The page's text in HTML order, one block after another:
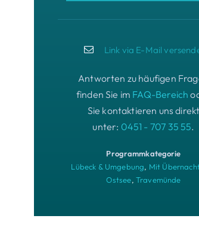
Link via E-Mail
Antworten zu häufigen
finden Sie im FAQ-Bereich
Sie kontaktieren uns direkt
unter: 0451 - 707 35 55.
Programmkategorie
Lübeck & Umgebung, Mit
Ostsee, Travemünde